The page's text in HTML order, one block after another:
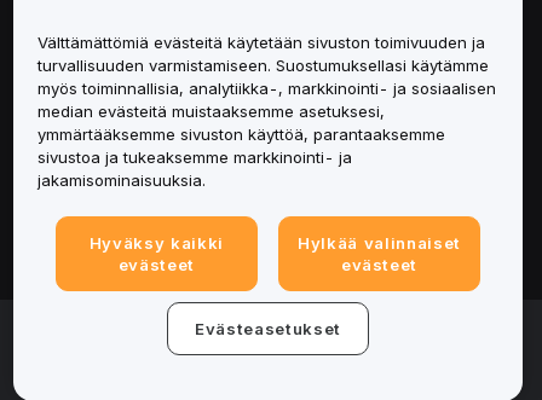
Palvelut
Tuki
Tuotteet
Lakiasiat
© 2025-2026 Bybit.eu. All rights reserved.
Välttämättömiä evästeitä käytetään sivuston toimivuuden ja
turvallisuuden varmistamiseen. Suostumuksellasi käytämme
myös toiminnallisia, analytiikka-, markkinointi- ja sosiaalisen
median evästeitä muistaaksemme asetuksesi,
ymmärtääksemme sivuston käyttöä, parantaaksemme
sivustoa ja tukeaksemme markkinointi- ja
jakamisominaisuuksia.
Hyväksy kaikki
evästeet
Hylkää valinnaiset
evästeet
Evästeasetukset